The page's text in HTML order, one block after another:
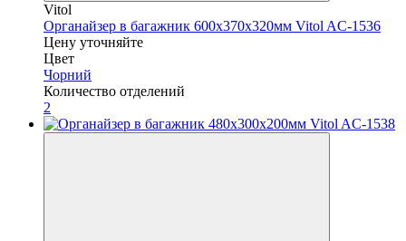
Vitol
Органайзер в багажник 600х370х320мм Vitol AC-1536
Цену уточняйте
Цвет
Чорний
Количество отделений
2